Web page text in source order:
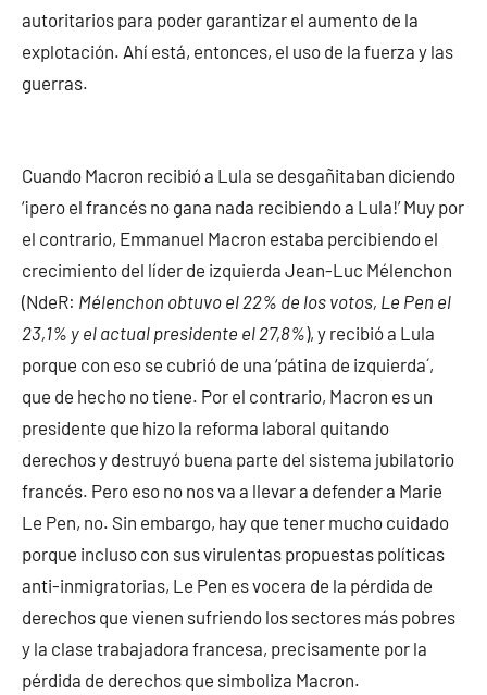
autoritarios para poder garantizar el aumento de la
explotación. Ahí está, entonces, el uso de la fuerza y las
guerras.
Cuando Macron recibió a Lula se desgañitaban diciendo
‘¡pero el francés no gana nada recibiendo a Lula!’ Muy por
el contrario, Emmanuel Macron estaba percibiendo el
crecimiento del líder de izquierda Jean-Luc Mélenchon
(NdeR: Mélenchon obtuvo el 22% de los votos, Le Pen el
23,1% y el actual presidente el 27,8%), y recibió a Lula
porque con eso se cubrió de una ‘pátina de izquierda´,
que de hecho no tiene. Por el contrario, Macron es un
presidente que hizo la reforma laboral quitando
derechos y destruyó buena parte del sistema jubilatorio
francés. Pero eso no nos va a llevar a defender a Marie
Le Pen, no. Sin embargo, hay que tener mucho cuidado
porque incluso con sus virulentas propuestas políticas
anti-inmigratorias, Le Pen es vocera de la pérdida de
derechos que vienen sufriendo los sectores más pobres
y la clase trabajadora francesa, precisamente por la
pérdida de derechos que simboliza Macron.